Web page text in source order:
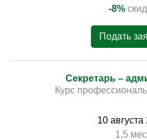
-8%
Подать
Секретарь –
Курс
10 августа
1,5